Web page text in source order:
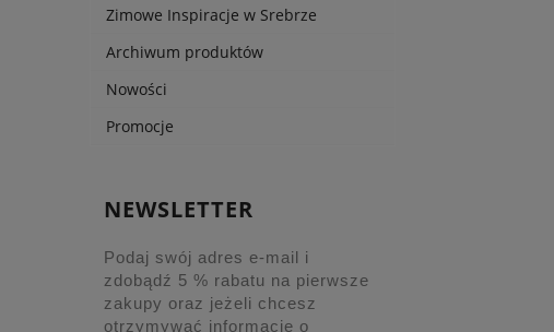
Zimowe Inspiracje w Srebrze
Archiwum produktów
Nowości
Promocje
NEWSLETTER
Podaj swój adres e-mail i
zdobądź 5 % rabatu na pierwsze
zakupy oraz jeżeli chcesz
otrzymywać informacje o